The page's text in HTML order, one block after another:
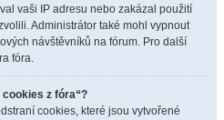
vaši IP adresu nebo zakázal použití
Administrátor také mohl vypnout
návštěvníků na fórum. Pro další
fóra.
z fóra“?
cookies, které jsou vytvořené